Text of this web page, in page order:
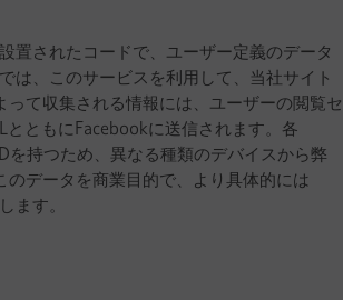
置されたコードで、ユーザー定義のデータ
は、このサービスを利用して、当社サイト
て収集される情報には、ユーザーの閲覧セ
ともにFacebookに送信されます。各
持つため、異なる種類のデバイスから弊
データを商業目的で、より具体的には
ます。